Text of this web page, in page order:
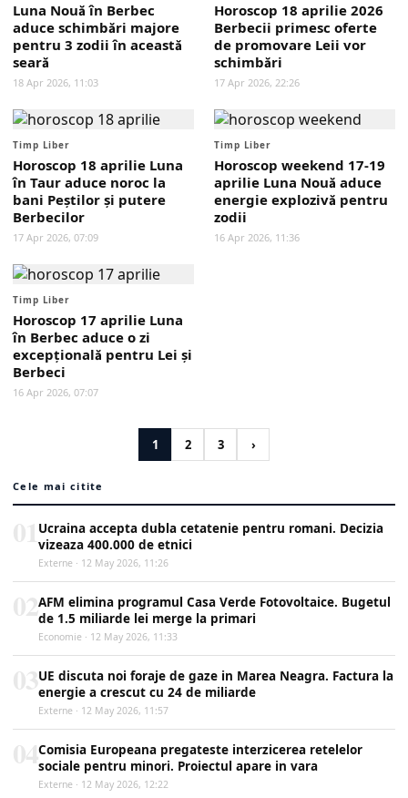
Luna Nouă în Berbec
aduce schimbări majore
pentru 3 zodii în această
seară
18 Apr 2026, 11:03
Horoscop 18 aprilie 2026
Berbecii primesc oferte
de promovare Leii vor
schimbări
17 Apr 2026, 22:26
Timp Liber
Horoscop 18 aprilie Luna
în Taur aduce noroc la
bani Peștilor și putere
Berbecilor
17 Apr 2026, 07:09
Timp Liber
Horoscop weekend 17-19
aprilie Luna Nouă aduce
energie explozivă pentru
zodii
16 Apr 2026, 11:36
Timp Liber
Horoscop 17 aprilie Luna
în Berbec aduce o zi
excepțională pentru Lei și
Berbeci
16 Apr 2026, 07:07
1 2 3 ›
Cele mai citite
Ucraina accepta dubla cetatenie pentru romani. Decizia
vizeaza 400.000 de etnici
Externe · 12 May 2026, 11:26
AFM elimina programul Casa Verde Fotovoltaice. Bugetul
de 1.5 miliarde lei merge la primari
Economie · 12 May 2026, 11:33
UE discuta noi foraje de gaze in Marea Neagra. Factura la
energie a crescut cu 24 de miliarde
Externe · 12 May 2026, 11:57
Comisia Europeana pregateste interzicerea retelelor
sociale pentru minori. Proiectul apare in vara
Externe · 12 May 2026, 12:22